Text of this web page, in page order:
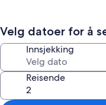
main bungalow with
waterfront Dining Area.
The experience comes
boards and a kayak
The district of Mataiea is a
about 50 minutes south of
Velg datoer for å
Innsjekking
Reisende